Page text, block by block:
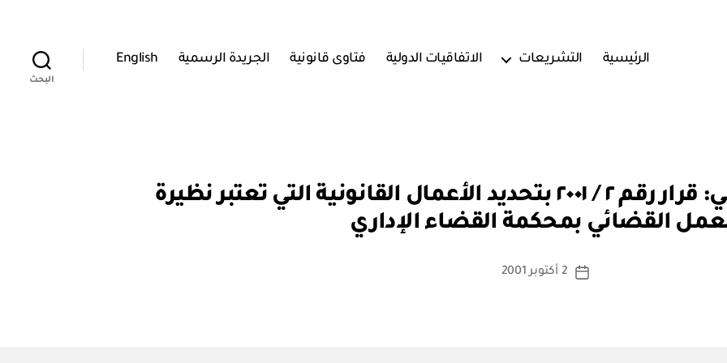
الرئيسية التشريعات الاتفاقيات الدولية فتاوى قانونية الجريدة الرسمية English
البحث
ديوان البلاط السلطاني: قرار رقم ٢ / ٢٠٠١ بتحديد الأعمال القانونية التي تعتبر نظيرة
القضائي بمحكمة القضاء الإداري
كاتب
ا
س
ة
تاريخ
2 أكتوبر 2001